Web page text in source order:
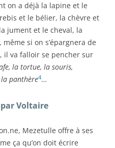
on a déjà la lapine et le
et le bélier, la chèvre et
jument et le cheval, la
si on s’épargnera de
va falloir se pencher sur
la tortue, la souris,
la panthère4…
Voltaire
Mezetulle offre à ses
ça qu’on doit écrire